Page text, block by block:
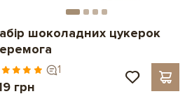
шоколадних цукерок
1
грн